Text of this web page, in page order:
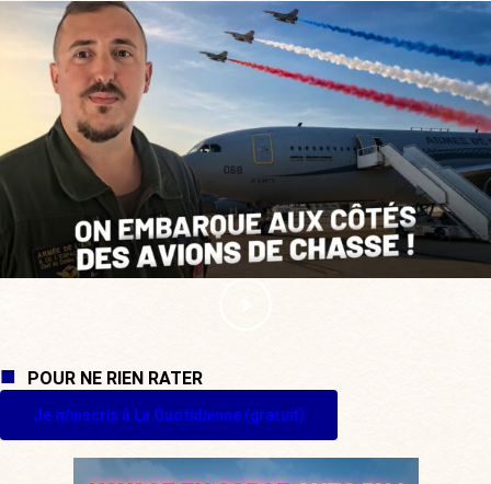
POUR NE RIEN RATER
Je m'inscris à La Quotidienne (gratuit)